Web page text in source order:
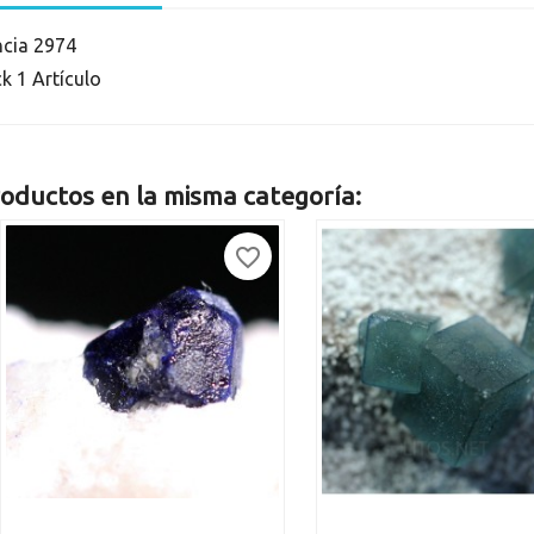
2974
1 Artículo
en la misma categoría:
favorite_border